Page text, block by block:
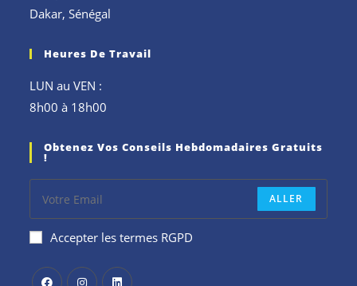
Dakar, Sénégal
Heures De Travail
LUN au VEN :
8h00 à 18h00
Obtenez Vos Conseils Hebdomadaires Gratuits
!
ALLER
Accepter les termes RGPD